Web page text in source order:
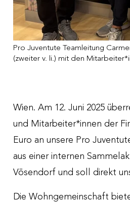
Pro Juventute Teamleitung
(zweiter v. li.) mit den
Wien. Am 12. Juni 2025
und Mitarbeiter*innen der
Euro an unsere Pro
aus einer internen
Vösendorf und soll direkt
Die Wohngemeinschaft